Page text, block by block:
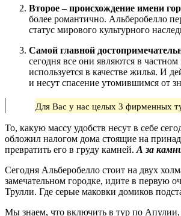
Второе – происхождение имени
более романтично. Альберобелло
статус мирового культурного
Самой главной
сегодня все они являются в
используется в качестве жилья. И
и несут спасение утомившимся от
Для Вас у нас целых 3 фирменных
То, какую массу удобств несут в себе
обложил налогом дома стоящие на
превратить его в груду камней. А за
Сегодня Альберобелло стоит на двух
замечательном городке, идите в первую
Трулли. Где серые маковки домиков
Мы знаем, что включить в тур по Апулии,